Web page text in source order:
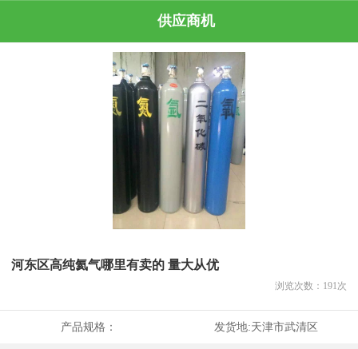
供应商机
河东区高纯氦气哪里有卖的 量大从优
浏览次数： 191 次
产品规格： 发货地:天津市武清区